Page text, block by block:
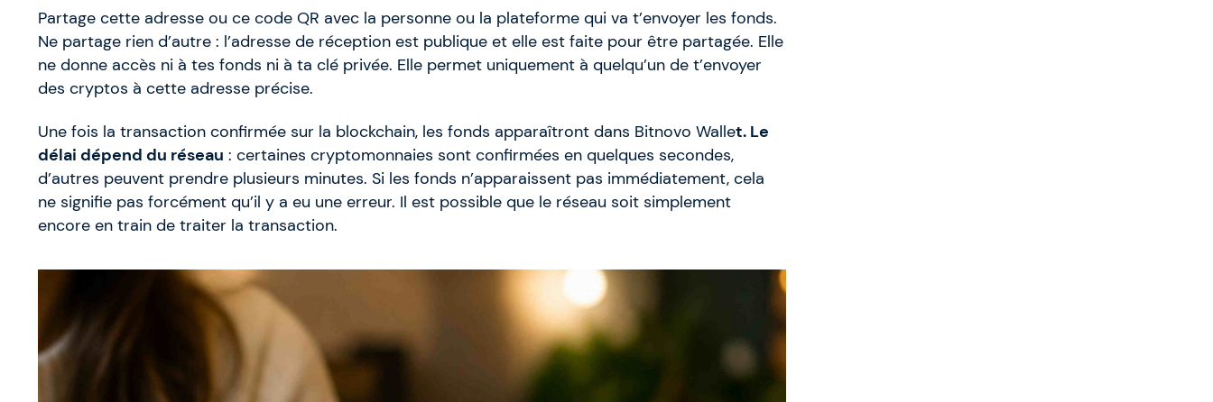
Partage cette adresse ou ce code QR avec la personne ou la plateforme qui va t’envoyer les fonds.
Ne partage rien d’autre : l’adresse de réception est publique et elle est faite pour être partagée. Elle
ne donne accès ni à tes fonds ni à ta clé privée. Elle permet uniquement à quelqu’un de t’envoyer
des cryptos à cette adresse précise.
Une fois la transaction confirmée sur la blockchain, les fonds apparaîtront dans Bitnovo Wallet. Le
délai dépend du réseau : certaines cryptomonnaies sont confirmées en quelques secondes,
d’autres peuvent prendre plusieurs minutes. Si les fonds n’apparaissent pas immédiatement, cela
ne signifie pas forcément qu’il y a eu une erreur. Il est possible que le réseau soit simplement
encore en train de traiter la transaction.